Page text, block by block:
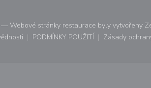
Webové stránky restaurace byly vytvořeny
se v novém okně))
PODMÍNKY POUŽITÍ
((otevře se v novém okně))
Zásady